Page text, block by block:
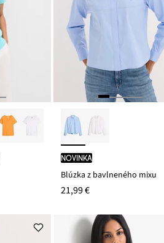
novinka
Blúzka z bavlneného mixu
21,99 €